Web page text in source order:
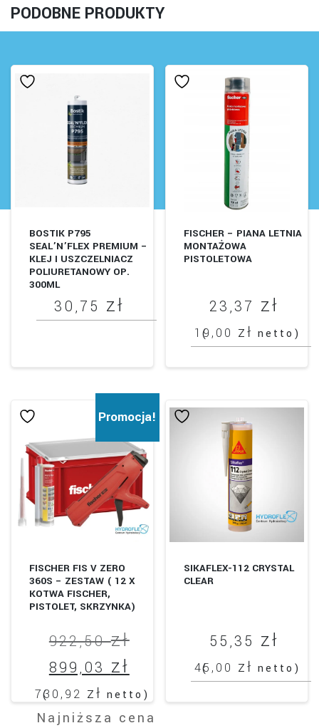
PODOBNE PRODUKTY
BOSTIK P795
SEAL’N’FLEX PREMIUM –
KLEJ I USZCZELNIACZ
POLIURETANOWY OP.
300ML
30,75 zł
produkt
wariantów.
Opcje
można
wybrać
na
stronie
FISCHER – PIANA LETNIA
MONTAŻOWA
PISTOLETOWA
23,37 zł
(
19,00 zł netto)
Promocja!
FISCHER FIS V ZERO
360S – ZESTAW ( 12 X
KOTWA FISCHER,
PISTOLET, SKRZYNKA)
922,50złPierwotna
wynosiła:
922,50 zł.
899,03 zł Aktualna
cena
wynosi:
(
730,92 zł netto)
Najniższa cena
SIKAFLEX-112 CRYSTAL
CLEAR
55,35 zł
(
45,00 zł netto)